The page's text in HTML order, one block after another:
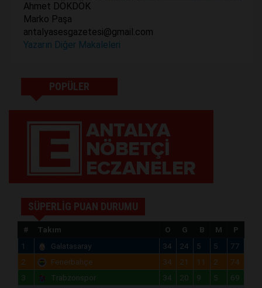
Ahmet DÖKDÖK
Marko Paşa
antalyasesgazetesi@gmail.com
Yazarın Diğer Makaleleri
POPÜLER
SÜPERLİG PUAN DURUMU
# Takım O G B M
P
1
Galatasaray 34 24 5 5
77
2
Fenerbahçe 34 21 11 2
74
3
Trabzonspor 34 20 9 5
69